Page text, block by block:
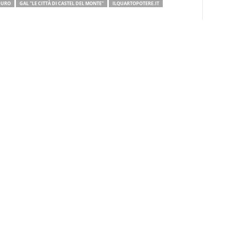
GAL "LE CITTÀ DI CASTEL DEL MONTE"
ILQUARTOPOTERE.IT